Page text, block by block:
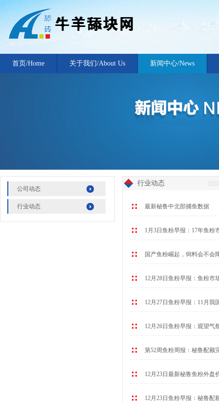
首页/Home 关于我们/About Us 新闻中心/News
公司动态
行业动态
行业动态
最新秘鲁中北部捕鱼数据
1月3日鱼粉早报：17年鱼粉
国产鱼粉崛起，饲料会不会
12月28日鱼粉早报：鱼粉市
12月27日鱼粉早报：11月我
12月26日鱼粉早报：观望气
第52周鱼粉周报：秘鲁配额
12月23日最新秘鲁鱼粉外盘
12月23日鱼粉早报：秘鲁配